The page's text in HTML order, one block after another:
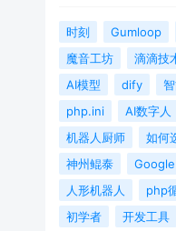
时刻 Gumloop
魔音工坊
滴滴技
AI模型
dify
php.ini
AI数字人
机器人厨师
如何
神州鲲泰
Google
人形机器人
php
初学者
开发工具